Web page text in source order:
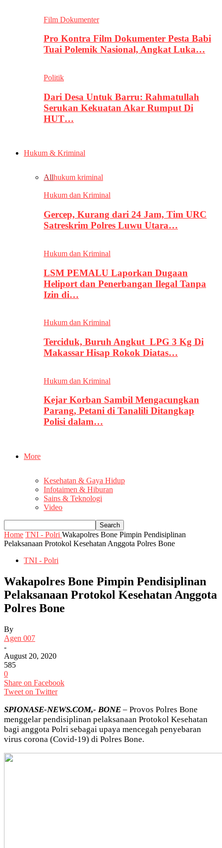
Film Dokumenter
Pro Kontra Film Dokumenter Pesta Babi
Tuai Polemik Nasional, Angkat Luka…
Politik
Dari Desa Untuk Barru: Rahmatullah
Serukan Kekuatan Akar Rumput Di
HUT…
Hukum & Kriminal
Allhukum kriminal
Hukum dan Kriminal
Gercep, Kurang dari 24 Jam, Tim URC
Satreskrim Polres Luwu Utara…
Hukum dan Kriminal
LSM PEMALU Laporkan Dugaan
Heliport dan Penerbangan Ilegal Tanpa
Izin di…
Hukum dan Kriminal
Terciduk, Buruh Angkut LPG 3 Kg Di
Makassar Hisap Rokok Diatas…
Hukum dan Kriminal
Kejar Korban Sambil Mengacungkan
Parang, Petani di Tanalili Ditangkap
Polisi dalam…
More
Kesehatan & Gaya Hidup
Infotaimen & Hiburan
Sains & Teknologi
Video
Home TNI - Polri Wakapolres Bone Pimpin Pendisiplinan
Pelaksanaan Protokol Kesehatan Anggota Polres Bone
TNI - Polri
Wakapolres Bone Pimpin Pendisiplinan
Pelaksanaan Protokol Kesehatan Anggota
Polres Bone
By
Agen 007
-
August 20, 2020
585
0
Share on Facebook
Tweet on Twitter
SPIONASE-NEWS.COM,- BONE – Provos Polres Bone
menggelar pendisiplinan pelaksanaan Protokol Kesehatan
bagi anggota Polri sebagai upaya mencegah penyebaran
virus corona (Covid-19) di Polres Bone.